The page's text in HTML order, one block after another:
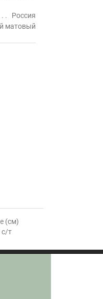
Россия
матовый
(см)
с/т